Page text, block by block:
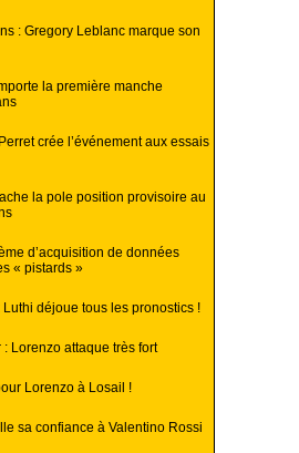
: Gregory Leblanc marque son
la première manche
crée l’événement aux essais
la pole position provisoire au
d’acquisition de données
« pistards »
Luthi déjoue tous les pronostics !
: Lorenzo attaque très fort
Lorenzo à Losail !
sa confiance à Valentino Rossi